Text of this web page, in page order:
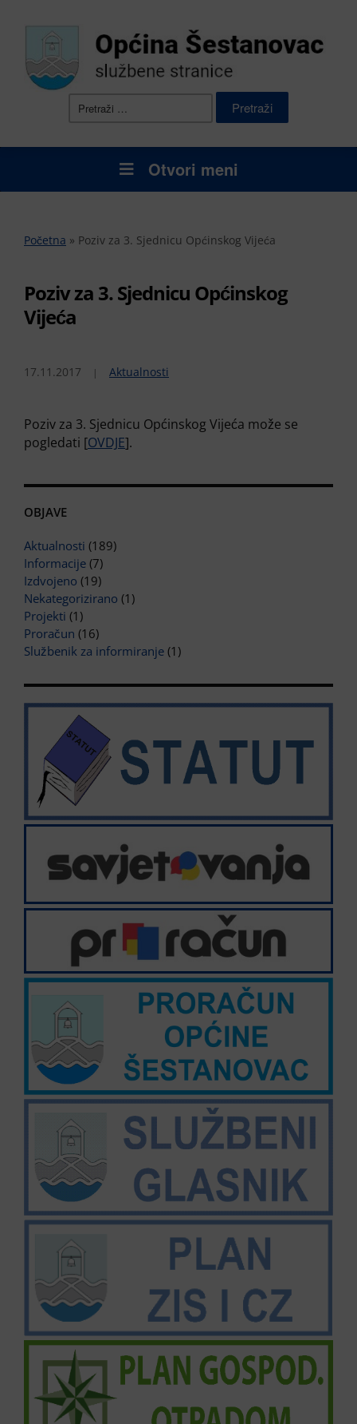
Otvori meni
Početna » Poziv za 3. Sjednicu Općinskog Vijeća
Poziv za 3. Sjednicu Općinskog
Vijeća
17.11.2017 Aktualnosti
Poziv za 3. Sjednicu Općinskog Vijeća može se
pogledati [OVDJE].
OBJAVE
Aktualnosti (189)
Informacije (7)
Izdvojeno (19)
Nekategorizirano (1)
Projekti (1)
Proračun (16)
Službenik za informiranje (1)